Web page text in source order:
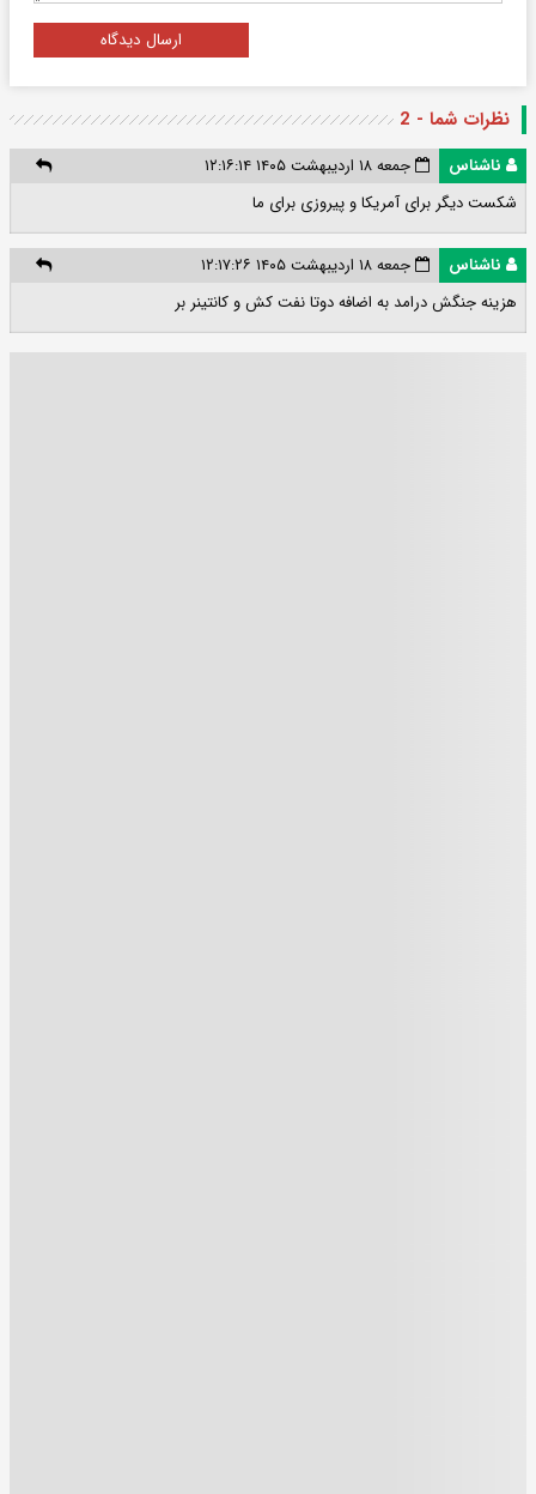
ارسال دیدگاه
نظرات شما - 2
ناشناس
جمعه ۱۸ اردیبهشت ۱۴۰۵ ۱۲:۱۶:۱۴
شکست دیگر برای آمریکا و پیروزی برای ما
ناشناس
جمعه ۱۸ اردیبهشت ۱۴۰۵ ۱۲:۱۷:۲۶
هزینه جنگش درامد به اضافه دوتا نفت کش و کانتینر بر